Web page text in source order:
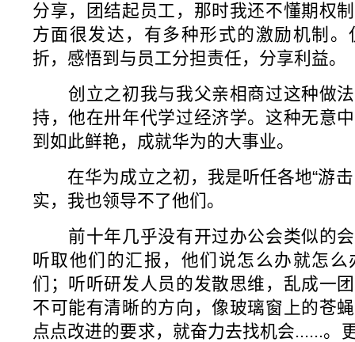
分享，团结起员工，那时我还不懂期权
方面很发达，有多种形式的激励机制
折，感悟到与员工分担责任，分享利益。
创立之初我与我父亲相商过这种做法
持，他在卅年代学过经济学。这种无意
到如此鲜艳，成就华为的大事业。
在华为成立之初，我是听任各地“游击
实，我也领导不了他们。
前十年几乎没有开过办公会类似的会
听取他们的汇报，他们说怎么办就怎
们；听听研发人员的发散思维，乱成一
不可能有清晰的方向，像玻璃窗上的苍
点点改进的要求，就奋力去找机会......。